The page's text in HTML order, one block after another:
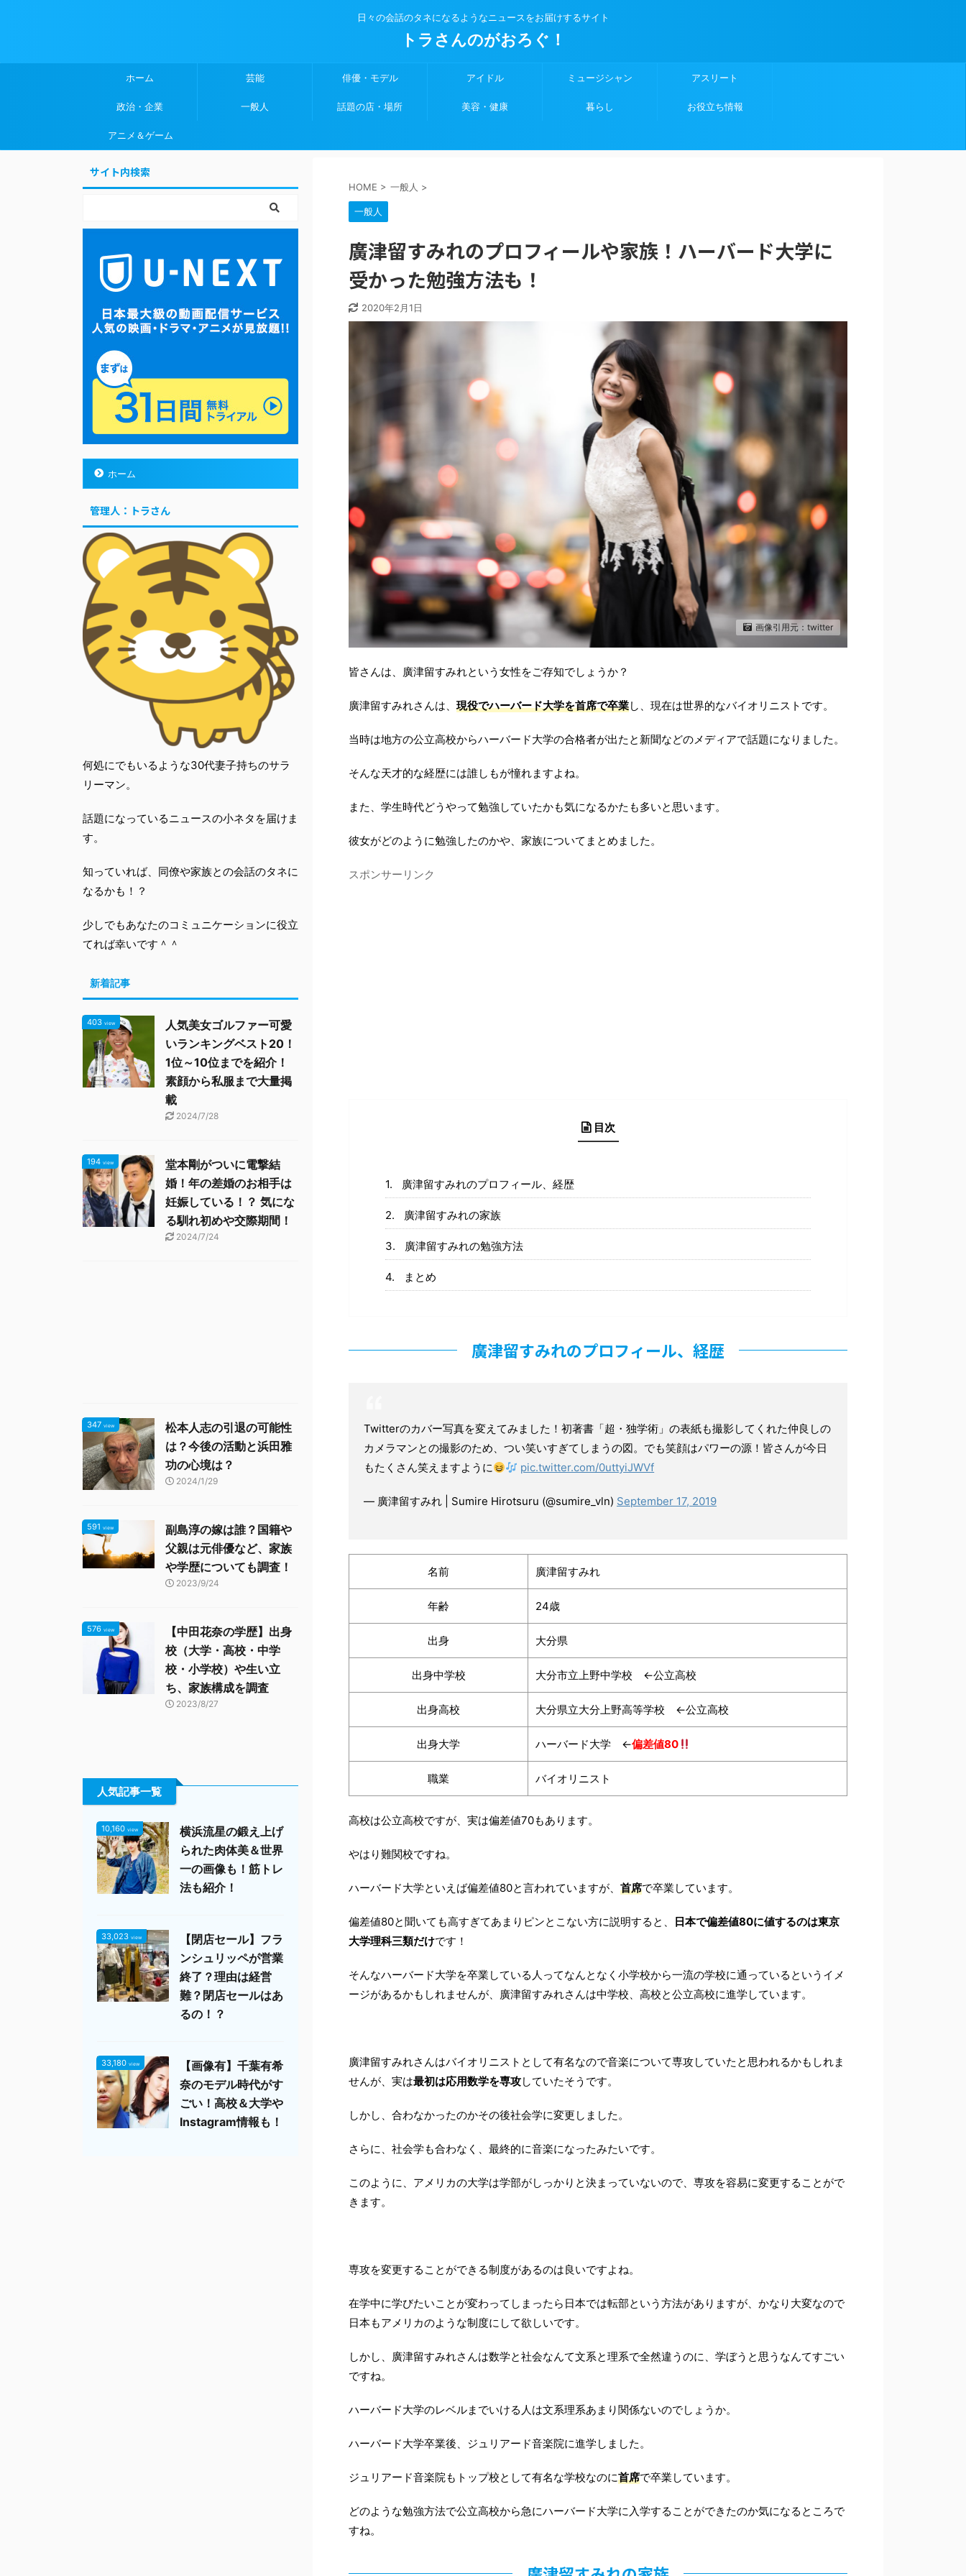
日々の会話のタネになるようなニュースをお届けするサイト
トラさんのがおろぐ！
ホーム 芸能 俳優・モデル アイドル ミュージシャン アスリート
政治・企業 一般人 話題の店・場所 美容・健康 暮らし お役立ち情報
アニメ＆ゲーム
HOME > 一般人 >
一般人
廣津留すみれのプロフィールや家族！ハーバード大学に
受かった勉強方法も！
2020年2月1日
画像引用元：twitter
皆さんは、廣津留すみれという女性をご存知でしょうか？
廣津留すみれさんは、 現役でハーバード大学を首席で卒業し、現在は世界的なバイオリニストです。
当時は地方の公立高校からハーバード大学の合格者が出たと新聞などのメディアで話題になりました。
そんな天才的な経歴には誰しもが憧れますよね。
また、学生時代どうやって勉強していたかも気になるかたも多いと思います。
彼女がどのように勉強したのかや、家族についてまとめました。
スポンサーリンク
目次
廣津留すみれのプロフィール、経歴
廣津留すみれの家族
廣津留すみれの勉強方法
まとめ
廣津留すみれのプロフィール、経歴
Twitterのカバー写真を変えてみました！初著書「超・独学術」の表紙も撮影してくれた仲良しの
カメラマンとの撮影のため、つい笑いすぎてしまうの図。でも笑顔はパワーの源！皆さんが今日
もたくさん笑えますように
pic.twitter.com/0uttyiJWVf
— 廣津留すみれ | Sumire Hirotsuru (@sumire_vln) September 17, 2019
名前 廣津留すみれ
年齢 24歳
出身 大分県
出身中学校 大分市立上野中学校 ←公立高校
出身高校 大分県立大分上野高等学校 ←公立高校
出身大学 ハーバード大学 ←偏差値80
職業 バイオリニスト
高校は公立高校ですが、実は偏差値70もあります。
やはり難関校ですね。
ハーバード大学といえば偏差値80と言われていますが、 首席で卒業しています。
偏差値80と聞いても高すぎてあまりピンとこない方に説明すると、
日本で偏差値80に値するのは東京
大学理科三類だけです！
そんなハーバード大学を卒業している人ってなんとなく小学校から一流の学校に通っているというイメ
ージがあるかもしれませんが、廣津留すみれさんは中学校、高校と公立高校に進学しています。
廣津留すみれさんはバイオリニストとして有名なので音楽について専攻していたと思われるかもしれま
せんが、実は最初は応用数学を専攻していたそうです。
しかし、合わなかったのかその後社会学に変更しました。
さらに、社会学も合わなく、最終的に音楽になったみたいです。
このように、アメリカの大学は学部がしっかりと決まっていないので、専攻を容易に変更することがで
きます。
専攻を変更することができる制度があるのは良いですよね。
在学中に学びたいことが変わってしまったら日本では転部という方法がありますが、かなり大変なので
日本もアメリカのような制度にして欲しいです。
しかし、廣津留すみれさんは数学と社会なんて文系と理系で全然違うのに、学ぼうと思うなんてすごい
ですね。
ハーバード大学のレベルまでいける人は文系理系あまり関係ないのでしょうか。
ハーバード大学卒業後、ジュリアード音楽院に進学しました。
ジュリアード音楽院もトップ校として有名な学校なのに首席で卒業しています。
どのような勉強方法で公立高校から急にハーバード大学に入学することができたのか気になるところで
すね。
サイト内検索
ホーム
管理人：トラさん
何処にでもいるような30代妻子持ちのサラ
リーマン。
話題になっているニュースの小ネタを届けま
す。
知っていれば、同僚や家族との会話のタネに
なるかも！？
少しでもあなたのコミュニケーションに役立
てれば幸いです＾＾
新着記事
403 view
人気美女ゴルファー可愛
いランキングベスト20！
1位～10位までを紹介！
素顔から私服まで大量掲
載
2024/7/28
194 view
堂本剛がついに電撃結
婚！年の差婚のお相手は
妊娠している！？ 気にな
る馴れ初めや交際期間！
2024/7/24
347 view
松本人志の引退の可能性
は？今後の活動と浜田雅
功の心境は？
2024/1/29
591 view
副島淳の嫁は誰？国籍や
父親は元俳優など、家族
や学歴についても調査！
2023/9/24
576 view
【中田花奈の学歴】出身
校（大学・高校・中学
校・小学校）や生い立
ち、家族構成を調査
2023/8/27
人気記事一覧
10,160 view
横浜流星の鍛え上げ
られた肉体美＆世界
一の画像も！筋トレ
法も紹介！
33,023 view
【閉店セール】フラ
ンシュリッペが営業
終了？理由は経営
難？閉店セールはあ
るの！？
33,180 view
【画像有】千葉有希
奈のモデル時代がす
ごい！高校＆大学や
Instagram情報も！